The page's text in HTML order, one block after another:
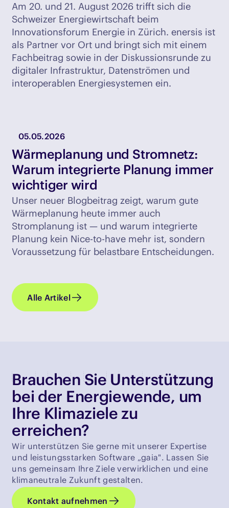
Am 20. und 21. August 2026 trifft sich die
Schweizer Energiewirtschaft beim
Innovationsforum Energie in Zürich. enersis ist
als Partner vor Ort und bringt sich mit einem
Fachbeitrag sowie in der Diskussionsrunde zu
digitaler Infrastruktur, Datenströmen und
interoperablen Energiesystemen ein.
05.05.2026
Wärmeplanung und Stromnetz:
Warum integrierte Planung immer
wichtiger wird
Unser neuer Blogbeitrag zeigt, warum gute
Wärmeplanung heute immer auch
Stromplanung ist — und warum integrierte
Planung kein Nice-to-have mehr ist, sondern
Voraussetzung für belastbare Entscheidungen.
Alle Artikel
Brauchen Sie Unterstützung
bei der Energiewende, um
Ihre Klimaziele zu
erreichen?
Wir unterstützen Sie gerne mit unserer Expertise
und leistungsstarken Software „gaia". Lassen Sie
uns gemeinsam Ihre Ziele verwirklichen und eine
klimaneutrale Zukunft gestalten.
Kontakt aufnehmen